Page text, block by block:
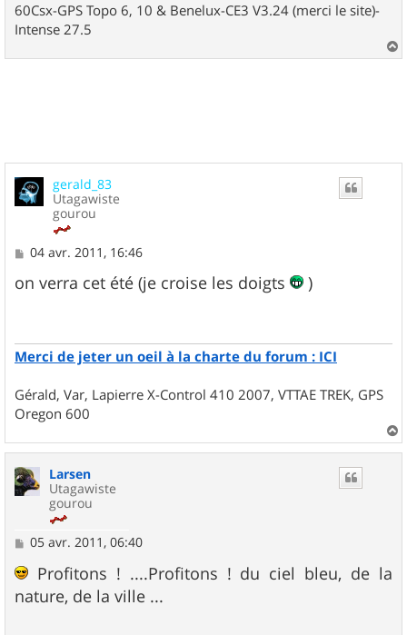
60Csx-GPS Topo 6, 10 & Benelux-CE3 V3.24 (merci le site)-
Intense 27.5
a
gerald_83
Utagawiste
gourou
M
s
s
04 avr. 2011, 16:46
on verra cet été (je croise les doigts )
Merci de jeter un oeil à la charte du forum : ICI
Gérald, Var, Lapierre X-Control 410 2007, VTTAE TREK, GPS
Oregon 600
a
Larsen
Utagawiste
gourou
M
s
a
05 avr. 2011, 06:40
Profitons ! ....Profitons ! du ciel bleu, de la
nature, de la ville ...